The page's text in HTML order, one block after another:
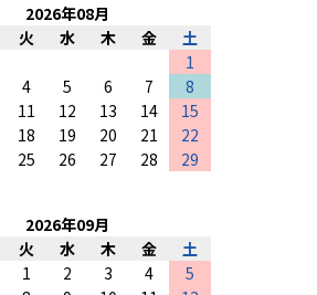
2026年08月
火 水 木 金
土
1
4 5 6 7
8
11 12 13 14
15
18 19 20 21
22
25 26 27 28
29
2026年09月
火 水 木 金
土
1
2 3 4
5